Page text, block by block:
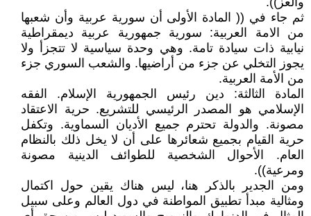
ثم جاء في (( المادة الأولى أن سورية عربية وأن شعبها
من الامة العربية: سورية جمهورية عربية ديمقراطية
نيابية ذات سيادة تامة. وهي وحدة سياسية لا تتجزأ ولا
يجوز التخلي عن جزء من أراضيها. والشعب السوري جزء
من الأمة العربية.
المادة الثالثة: دين رئيس الجمهورية الإسلام. الفقه
الإسلامي هو المصدر الرئيسي للتشريع. حرية الاعتقاد
مصونة. والدولة تحترم جميع الأديان السماوية. وتكفل
حرية القيام بجميع شعائرها على أن لا يخل ذلك بالنظام
العام. الأحوال الشخصية للطوائف الدينية مصونة
ومرعية)).
ومن الجدير بالذكر هنا، ليس هناك يقين حول اكتمال
ومثالية مبدأ تطبيق المواطنة في دول العالم وعلى سبيل